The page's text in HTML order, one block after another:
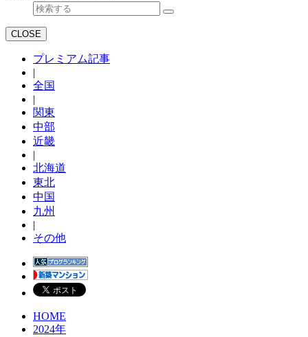
CLOSE
プレミアム記事
|
全国
|
関東
中部
近畿
|
北海道
東北
中国
九州
|
その他
HOME
2024年